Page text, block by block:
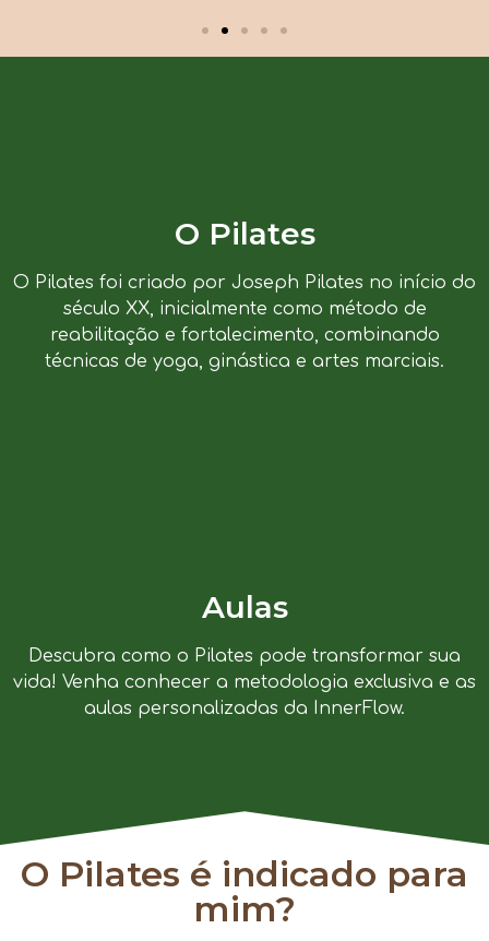
O Pilates
O Pilates foi criado por Joseph Pilates no início do
século XX, inicialmente como método de
reabilitação e fortalecimento, combinando
técnicas de yoga, ginástica e artes marciais.
Aulas
Descubra como o Pilates pode transformar sua
vida! Venha conhecer a metodologia exclusiva e as
aulas personalizadas da InnerFlow.
O Pilates é indicado para
mim?